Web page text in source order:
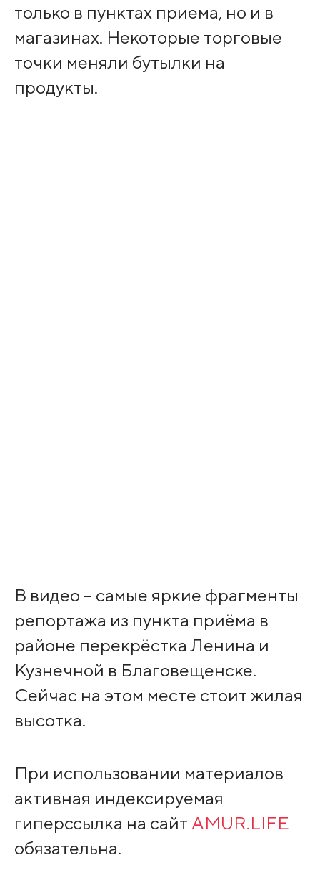
только в пунктах приема, но и в
магазинах. Некоторые торговые
точки меняли бутылки на
продукты.
В видео – самые яркие фрагменты
репортажа из пункта приёма в
районе перекрёстка Ленина и
Кузнечной в Благовещенске.
Сейчас на этом месте стоит жилая
высотка.
При использовании материалов
активная индексируемая
гиперссылка на сайт AMUR.LIFE
обязательна.